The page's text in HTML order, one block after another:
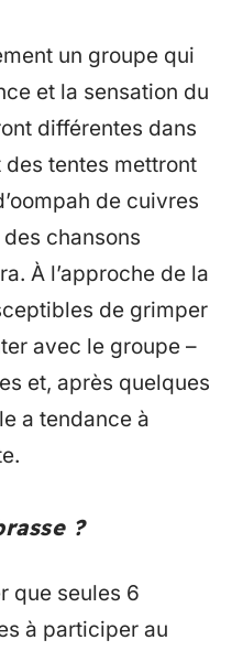
un groupe qui
et la sensation du
différentes dans
tentes mettront
de cuivres
chansons
À l’approche de la
de grimper
avec le groupe –
et, après quelques
a tendance à
?
que seules 6
à participer au